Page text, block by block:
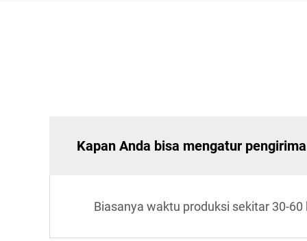
Kapan Anda bisa mengatur
Biasanya waktu produksi sekitar 30-